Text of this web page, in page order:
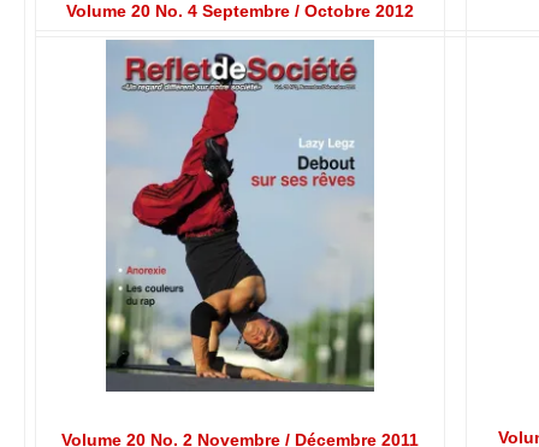
Volume 20 No. 4 Septembre / Octobre 2012
Volume 20 No. 2 Novembre / Décembre 2011